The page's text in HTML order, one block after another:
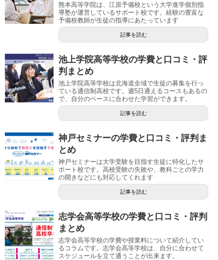
熊本高等学院は、江原予備校という大学進学個別指
導塾が運営しているサポート校です。経験の豊富な
予備校教師が生徒の指導にあたっています
記事を読む
池上学院高等学校の学費と口コミ・評
判まとめ
池上学院高等学校は北海道全域で生徒の募集を行っ
ている通信制高校です。週5日通えるコースもあるの
で、自分のペースに合わせた学習ができます。
記事を読む
神戸セミナーの学費と口コミ・評判ま
とめ
神戸セミナーは大学受験を目指す生徒に特化したサ
ポート校です。高校受験の失敗や、教科ごとの学力
の開きなどにも対応してくれます
記事を読む
志学会高等学校の学費と口コミ・評判
まとめ
志学会高等学校の学費や授業料について紹介してい
るコラムです。志学会高等学校は、自分に合わせて
スケジュールを立て通うことが出来ます。